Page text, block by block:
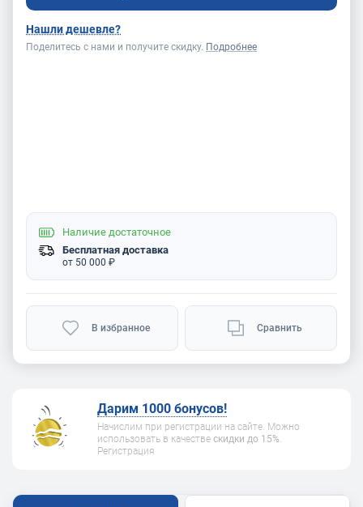
Нашли дешевле?
Поделитесь с нами и получите скидку. Подробнее
Наличие достаточное
Бесплатная доставка
от 50 000 ₽
В избранное Сравнить
Дарим 1000 бонусов!
Начислим при регистрации на сайте. Можно
использовать в качестве скидки до 15%.
Регистрация